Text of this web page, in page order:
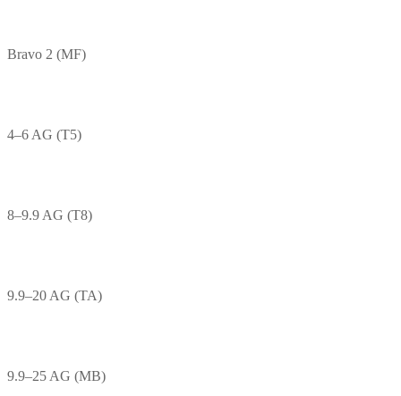
Bravo 2 (MF)
4–6 AG (T5)
8–9.9 AG (T8)
9.9–20 AG (TA)
9.9–25 AG (MB)